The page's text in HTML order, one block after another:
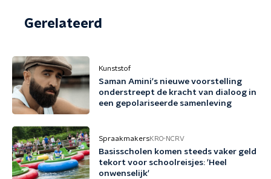
Gerelateerd
Kunststof
Saman Amini's nieuwe voorstelling
onderstreept de kracht van dialoog in
een gepolariseerde samenleving
SpraakmakersKRO-NCRV
Basisscholen komen steeds vaker geld
tekort voor schoolreisjes: 'Heel
onwenselijk'